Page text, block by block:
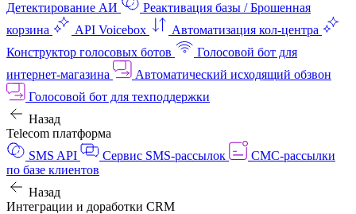
Детектирование АИ
Реактивация базы / Брошенная
корзина
API Voicebox
Автоматизация кол‑центра
Конструктор голосовых ботов
Голосовой бот для
интернет‑магазина
Автоматический исходящий обзвон
Голосовой бот для техподдержки
Назад
Telecom платформа
SMS API
Сервис SMS-рассылок
СМС-рассылки
по базе клиентов
Назад
Интеграции и доработки CRM